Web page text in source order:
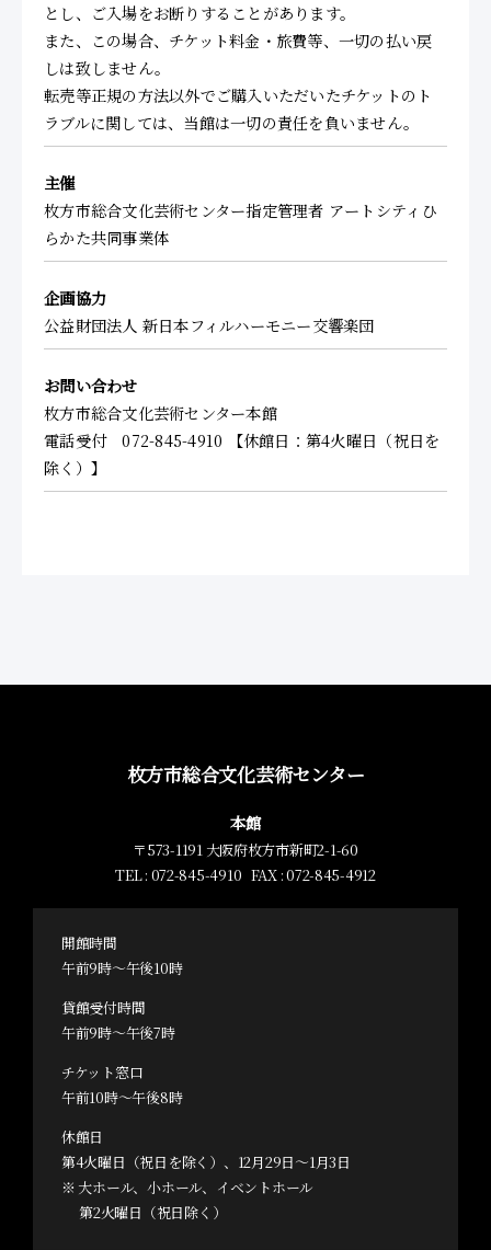
とし、ご入場をお断りすることがあります。
また、この場合、チケット料金・旅費等、一切の払い戻
しは致しません。
転売等正規の方法以外でご購入いただいたチケットのト
ラブルに関しては、当館は一切の責任を負いません。
主催
枚方市総合文化芸術センター指定管理者 アートシティひ
らかた共同事業体
企画協力
公益財団法人 新日本フィルハーモニー交響楽団
お問い合わせ
枚方市総合文化芸術センター本館
電話受付 072-845-4910 【休館日：第4火曜日（祝日を
除く）】
枚方市総合文化芸術センター
本館
〒573-1191 大阪府枚方市新町2-1-60
TEL : 072-845-4910 FAX : 072-845-4912
開館時間
午前9時～午後10時
貸館受付時間
午前9時～午後7時
チケット窓口
午前10時～午後8時
休館日
第4火曜日（祝日を除く）、12月29日～1月3日
※ 大ホール、小ホール、イベントホール
第2火曜日（祝日除く）